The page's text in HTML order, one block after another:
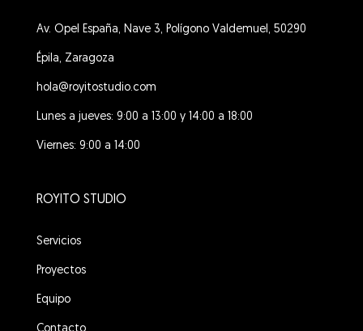
Av. Opel España, Nave 3, Polígono Valdemuel, 50290
Épila, Zaragoza
hola@royitostudio.com
Lunes a jueves: 9:00 a 13:00 y 14:00 a 18:00
Viernes: 9:00 a 14:00
ROYITO STUDIO
Servicios
Proyectos
Equipo